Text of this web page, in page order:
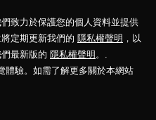
致力於保護您的個人資料並提供
定期更新我們的 隱私權聲明 ，以
最新版的 隱私權聲明 。.
體驗。如需了解更多關於本網站
NEW